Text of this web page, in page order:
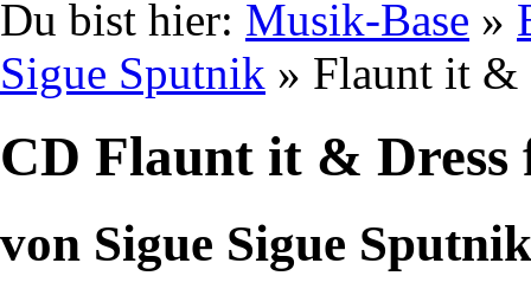
Du bist hier: Musik-Base »
Sigue Sputnik » Flaunt it &
CD Flaunt it & Dress
von Sigue Sigue Sputnik